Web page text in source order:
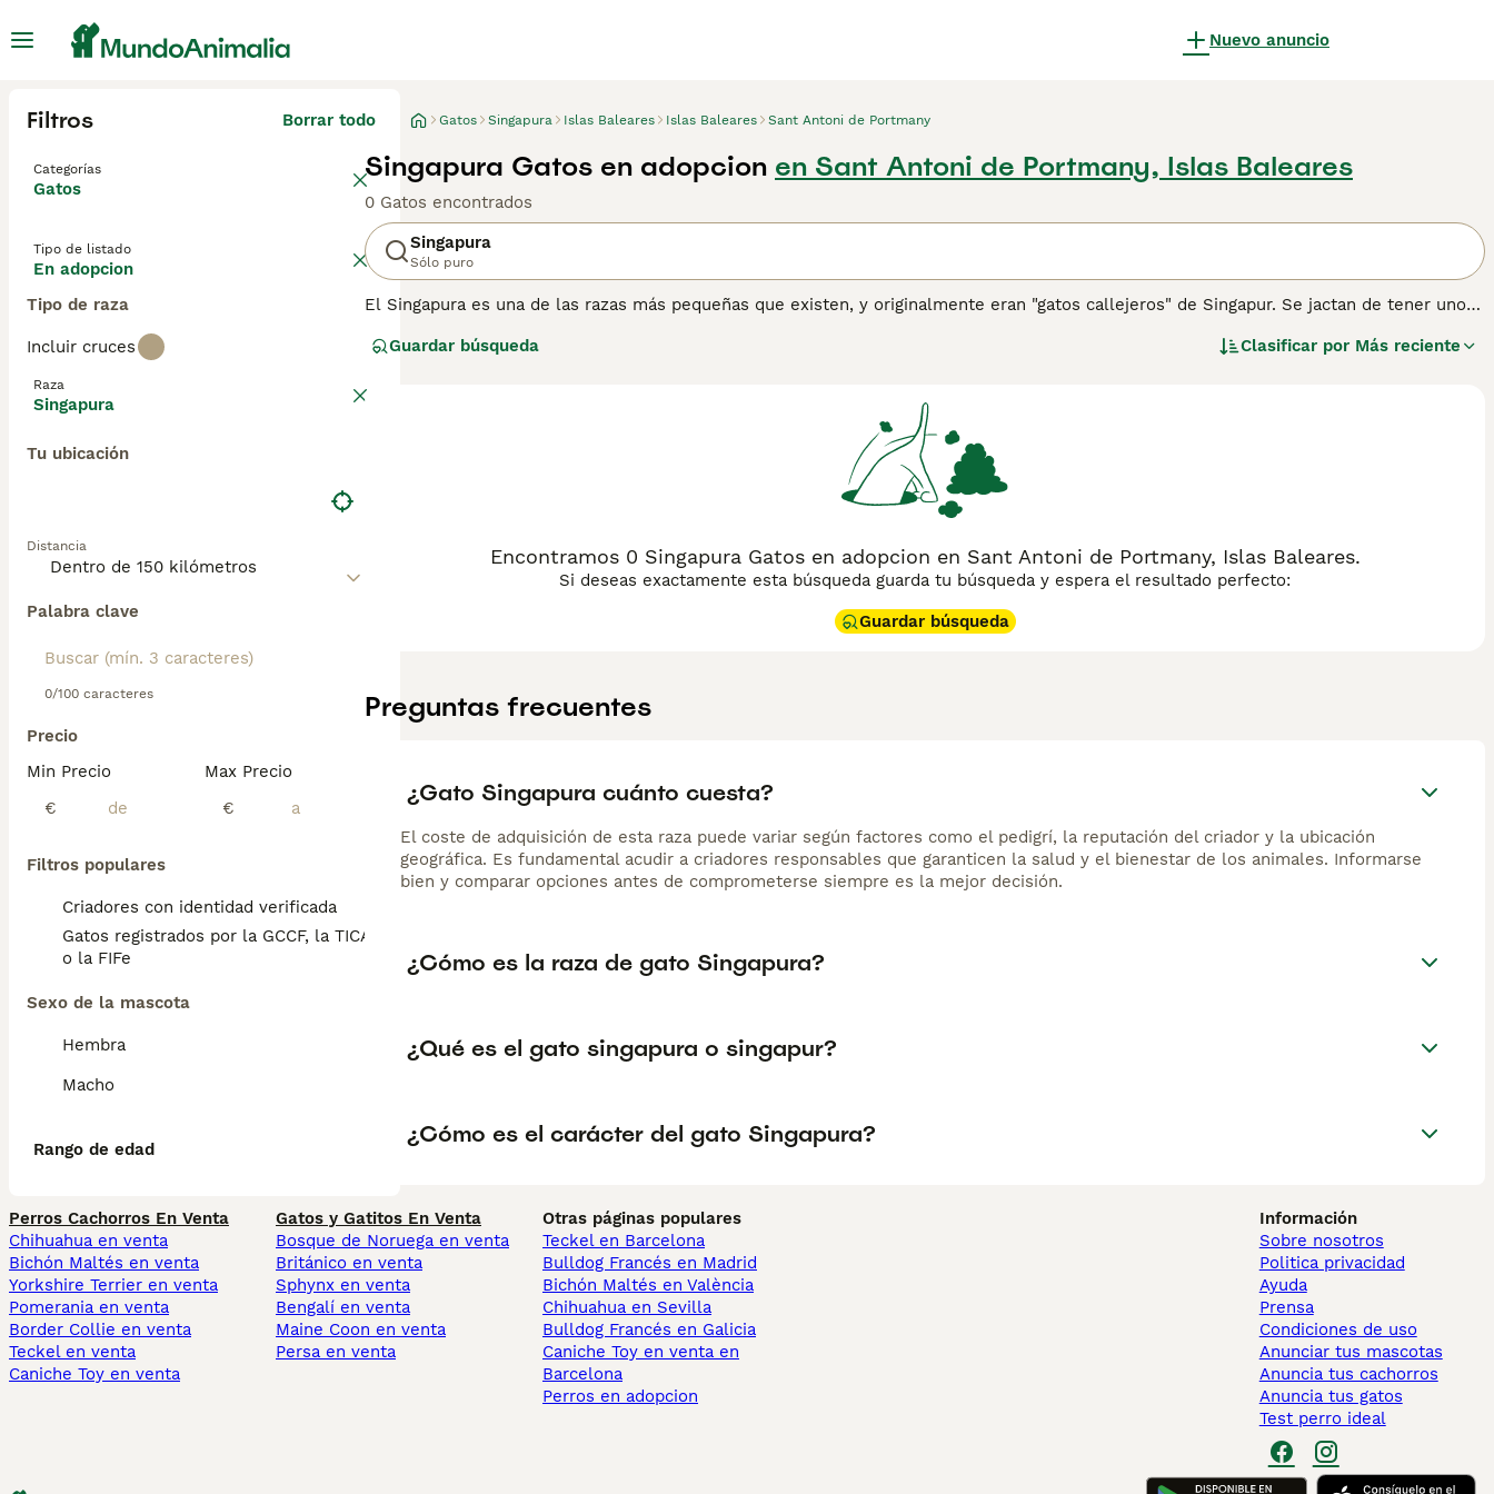
Nuevo anuncio
Filtros Borrar todo
Categorías
Gatos
Tipo de listado
En adopcion
Tipo de raza
Incluir cruces
Raza
Singapura
Tu ubicación
Distancia
Palabra clave
0/100 caracteres
Precio
Min Precio
€
Max Precio
€
Filtros populares
Criadores con identidad verificada
Gatos registrados por la GCCF, la TICA
o la FIFe
Sexo de la mascota
Hembra
Macho
Rango de edad
Gatos Singapura Islas Baleares Islas Baleares Sant Antoni de Portmany
Singapura Gatos en adopcion en Sant Antoni de Portmany, Islas Baleares
0 Gatos encontrados
Singapura
Sólo puro
El Singapura es una de las razas más pequeñas que existen, y originalmente eran "gatos callejeros" de Singapur. Se jactan de tener unos
camino en los corazones y hogares de muchos, no solo por ser adorables, sino también por tener una naturaleza alerta, activa y amorosa
información sobre esta raza de gato.
Guardar búsqueda Clasificar por Más reciente
Encontramos 0 Singapura Gatos en adopcion en Sant Antoni de Portmany, Islas Baleares.
Si deseas exactamente esta búsqueda guarda tu búsqueda y espera el resultado perfecto:
Guardar búsqueda
Preguntas frecuentes
¿Gato Singapura cuánto cuesta?
El coste de adquisición de esta raza puede variar según factores como el pedigrí, la reputación del criador y la ubicación
geográfica. Es fundamental acudir a criadores responsables que garanticen la salud y el bienestar de los animales. Informarse
bien y comparar opciones antes de comprometerse siempre es la mejor decisión.
¿Cómo es la raza de gato Singapura?
¿Qué es el gato singapura o singapur?
¿Cómo es el carácter del gato Singapura?
Perros Cachorros En Venta
Chihuahua en venta
Bichón Maltés en venta
Yorkshire Terrier en venta
Pomerania en venta
Border Collie en venta
Teckel en venta
Caniche Toy en venta
Gatos y Gatitos En Venta
Bosque de Noruega en venta
Británico en venta
Sphynx en venta
Bengalí en venta
Maine Coon en venta
Persa en venta
Otras páginas populares
Teckel en Barcelona
Bulldog Francés en Madrid
Bichón Maltés en València
Chihuahua en Sevilla
Bulldog Francés en Galicia
Caniche Toy en venta en
Barcelona
Perros en adopcion
Información
Sobre nosotros
Politica privacidad
Ayuda
Prensa
Condiciones de uso
Anunciar tus mascotas
Anuncia tus cachorros
Anuncia tus gatos
Test perro ideal